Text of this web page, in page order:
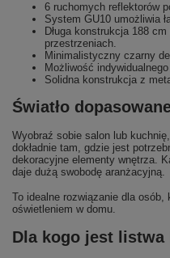
6 ruchomych reflektorów
System GU10 umożliwia
Długa konstrukcja 188
przestrzeniach.
Minimalistyczny czarny
Możliwość
Solidna konstrukcja z
Światło
Wyobraź sobie salon lub
dokładnie tam, gdzie jest
dekoracyjne elementy wnętrza.
daje dużą swobodę aranżacyjną.
To idealne rozwiązanie dla osób,
oświetleniem w domu.
Dla kogo jest listwa